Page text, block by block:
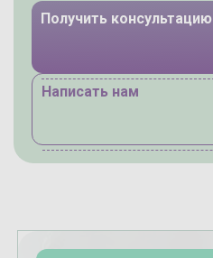
Получить консультацию
Написать нам